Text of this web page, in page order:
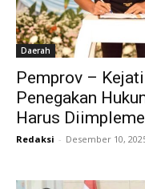
Daerah
Pemprov –
Penegakan
Harus
Redaksi - Desember 10,